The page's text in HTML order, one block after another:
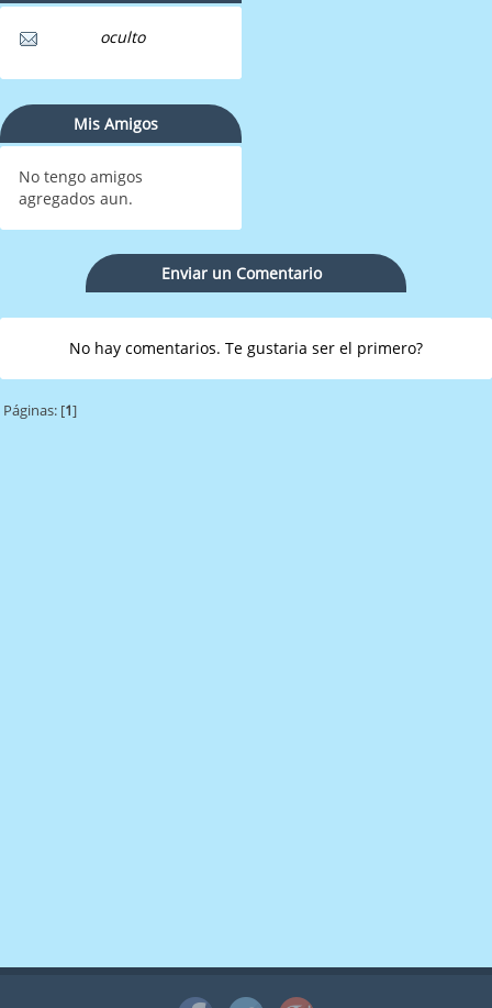
oculto
Mis Amigos
No tengo amigos
agregados aun.
Enviar un Comentario
No hay comentarios. Te gustaria ser el primero?
Páginas: [1]